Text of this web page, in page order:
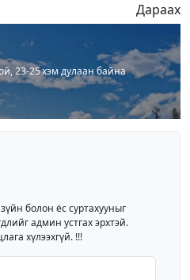
Дараах
23-25 хэм дулаан байна
болон ёс суртахууныг
админ устгах эрхтэй.
хүлээхгүй. !!!